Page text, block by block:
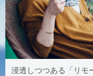
浸透しつつある「リモ